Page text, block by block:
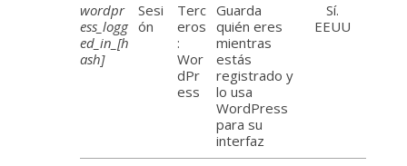
wordpr
ess_logg
ed_in_[h
ash]
Sesi
ón
Terc
eros
:
Wor
dPr
ess
Guarda
quién eres
mientras
estás
registrado y
lo usa
WordPress
para su
interfaz
Sí.
EEUU